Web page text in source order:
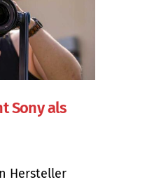
Sony als
Hersteller